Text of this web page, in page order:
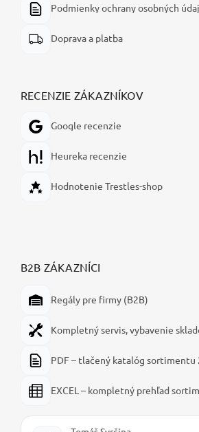
Podmienky ochrany osobných
Doprava a platba
RECENZIE ZÁKAZNÍKOV
Google recenzie
Heureka recenzie
Hodnotenie Trestles-shop
B2B ZÁKAZNÍCI
Regály pre firmy (B2B)
Kompletný servis, vybavenie
PDF – tlačený katalóg sortimentu
EXCEL – kompletný prehľad